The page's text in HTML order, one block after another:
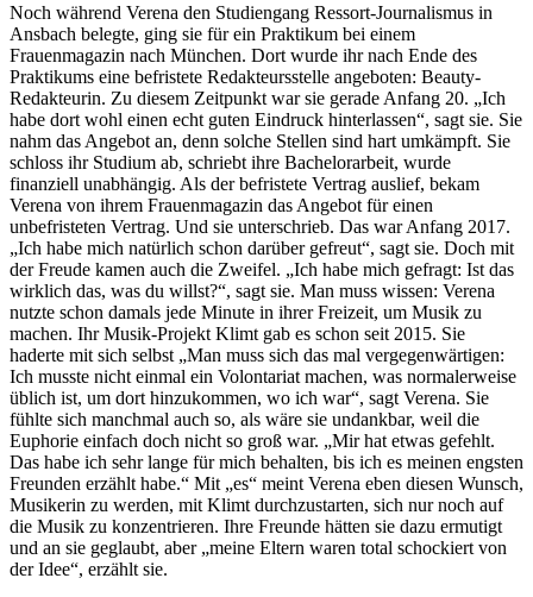
Noch während Verena den Studiengang Ressort-Journalismus in
Ansbach belegte, ging sie für ein Praktikum bei einem
Frauenmagazin nach München. Dort wurde ihr nach Ende des
Praktikums eine befristete Redakteursstelle angeboten: Beauty-
Redakteurin. Zu diesem Zeitpunkt war sie gerade Anfang 20. „Ich
habe dort wohl einen echt guten Eindruck hinterlassen“, sagt sie. Sie
nahm das Angebot an, denn solche Stellen sind hart umkämpft. Sie
schloss ihr Studium ab, schriebt ihre Bachelorarbeit, wurde
finanziell unabhängig. Als der befristete Vertrag auslief, bekam
Verena von ihrem Frauenmagazin das Angebot für einen
unbefristeten Vertrag. Und sie unterschrieb. Das war Anfang 2017.
„Ich habe mich natürlich schon darüber gefreut“, sagt sie. Doch mit
der Freude kamen auch die Zweifel. „Ich habe mich gefragt: Ist das
wirklich das, was du willst?“, sagt sie. Man muss wissen: Verena
nutzte schon damals jede Minute in ihrer Freizeit, um Musik zu
machen. Ihr Musik-Projekt Klimt gab es schon seit 2015. Sie
haderte mit sich selbst „Man muss sich das mal vergegenwärtigen:
Ich musste nicht einmal ein Volontariat machen, was normalerweise
üblich ist, um dort hinzukommen, wo ich war“, sagt Verena. Sie
fühlte sich manchmal auch so, als wäre sie undankbar, weil die
Euphorie einfach doch nicht so groß war. „Mir hat etwas gefehlt.
Das habe ich sehr lange für mich behalten, bis ich es meinen engsten
Freunden erzählt habe.“ Mit „es“ meint Verena eben diesen Wunsch,
Musikerin zu werden, mit Klimt durchzustarten, sich nur noch auf
die Musik zu konzentrieren. Ihre Freunde hätten sie dazu ermutigt
und an sie geglaubt, aber „meine Eltern waren total schockiert von
der Idee“, erzählt sie.